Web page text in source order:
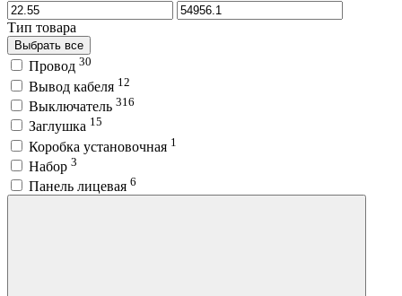
Тип товара
Выбрать все
Провод 30
Вывод кабеля 12
Выключатель 316
Заглушка 15
Коробка установочная 1
Набор 3
Панель лицевая 6